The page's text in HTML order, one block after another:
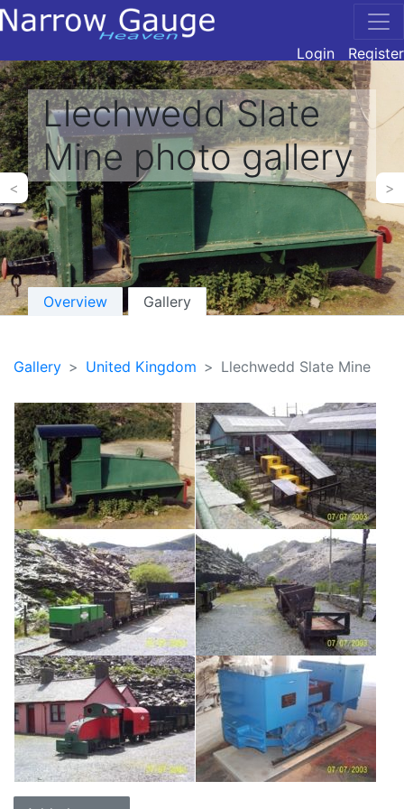
Login Register
Llechwedd Slate
Mine photo gallery
< >
Overview Gallery
Gallery United Kingdom Llechwedd Slate Mine